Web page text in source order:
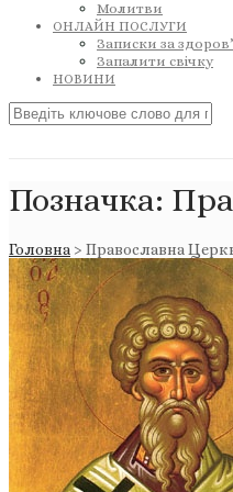
Молитви
ОНЛАЙН ПОСЛУГИ
Записки за
Запалити свічку
НОВИНИ
Позначка:
Головна > Православна